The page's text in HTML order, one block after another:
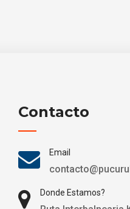
Contacto
Email
Donde Estamos?